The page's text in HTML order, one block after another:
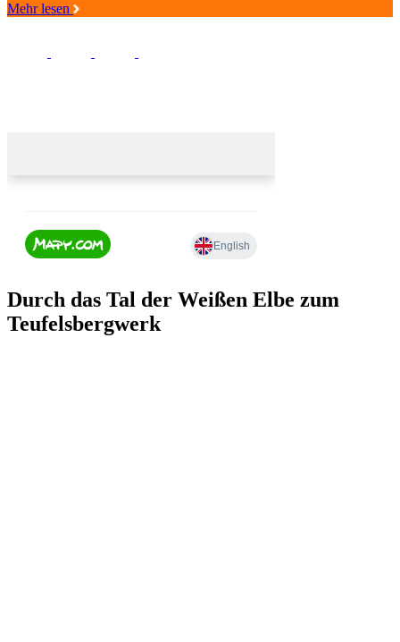
Mehr lesen
Durch das Tal der Weißen Elbe zum
Teufelsbergwerk